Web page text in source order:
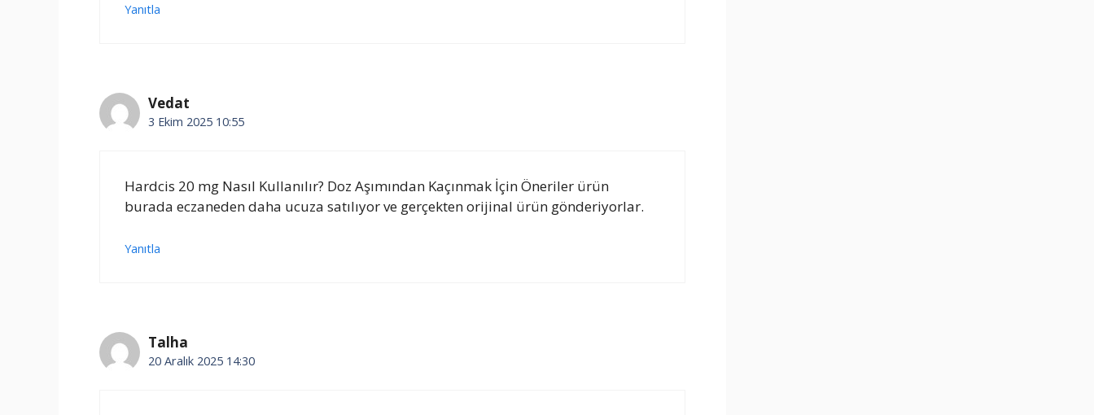
Yanıtla
Vedat
3 Ekim 2025 10:55
Hardcis 20 mg Nasıl Kullanılır? Doz Aşımından Kaçınmak İçin Öneriler ürün
burada eczaneden daha ucuza satılıyor ve gerçekten orijinal ürün gönderiyorlar.
Yanıtla
Talha
20 Aralık 2025 14:30